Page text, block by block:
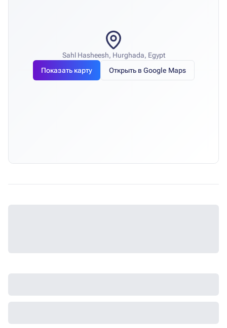
Sahl Hasheesh, Hurghada, Egypt
Показать карту
Открыть в Google Maps